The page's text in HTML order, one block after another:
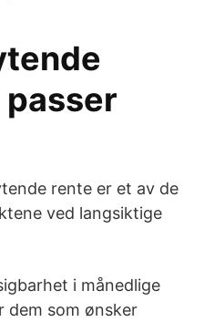
rente er et av de
ved langsiktige
i månedlige
dem som ønsker